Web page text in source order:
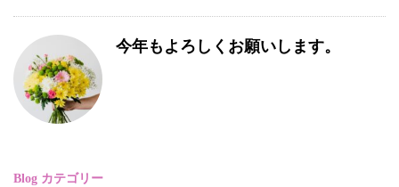
今年もよろしくお願いします。
Blog カテゴリー